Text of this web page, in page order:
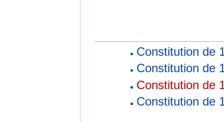
Constitution de
Constitution de
Constitution de
Constitution de